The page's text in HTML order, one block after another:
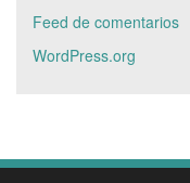
Feed de comentarios
WordPress.org